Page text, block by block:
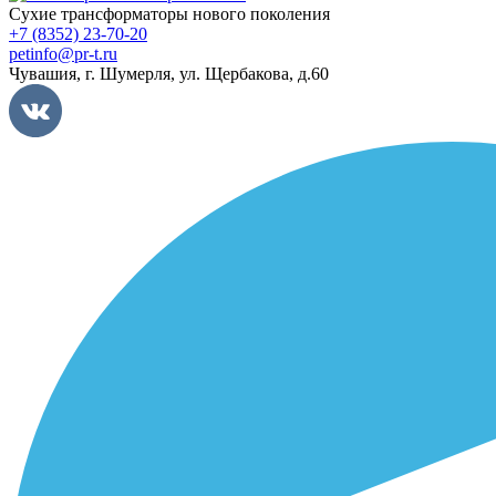
Сухие трансформаторы нового поколения
+7 (8352) 23-70-20
petinfo@pr-t.ru
Чувашия, г. Шумерля, ул. Щербакова, д.60